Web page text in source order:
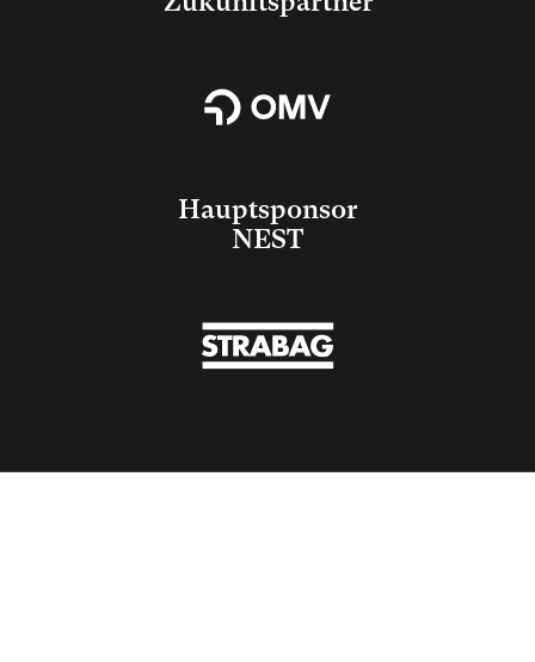
Hauptsponsor
NEST